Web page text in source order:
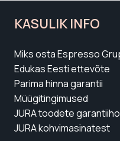
KASULIK INFO
Miks osta Espresso
Edukas Eesti ettevõte
Parima hinna garantii
Müügitingimused
JURA toodete
JURA kohvimasinatest